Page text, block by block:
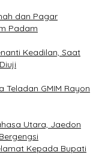
dan Pagar
Padam
Keadilan, Saat
Teladan GMIM Rayon
Utara, Jaedon
Kepada Bupati